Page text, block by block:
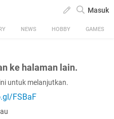
Masuk
NEWS HOBBY GAMES
ke halaman lain.
untuk melanjutkan.
FSBaF